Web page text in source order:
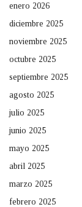
enero 2026
diciembre 2025
noviembre 2025
octubre 2025
septiembre 2025
agosto 2025
julio 2025
junio 2025
mayo 2025
abril 2025
marzo 2025
febrero 2025